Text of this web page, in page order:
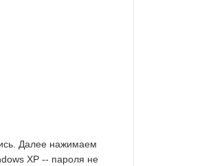
Далее нажимаем
XP -- пароля не